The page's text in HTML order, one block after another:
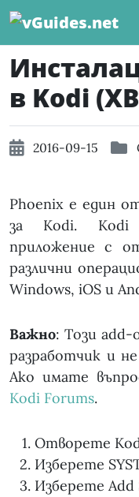
Skip
в Kodi
2016-09-15
Phoenix е един
за Kodi. Kodi
приложение с
различни
Windows, iOS и
Важно: Този
разработчик и
Ако имате
Kodi Forums.
Отворете
Изберете
Изберете Add